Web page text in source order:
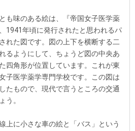
も味のある絵は、『帝国女子医学薬
1941年頃に発行されたと思われるパ
れた図です。図の上下を横断する二
るようにして、ちょうど図の中央あ
四角形が位置しています。これが東
子医学薬学専門学校です。この図は
たもので、現代で言うところの交通
う。
上に小さな車の絵と「バス」という